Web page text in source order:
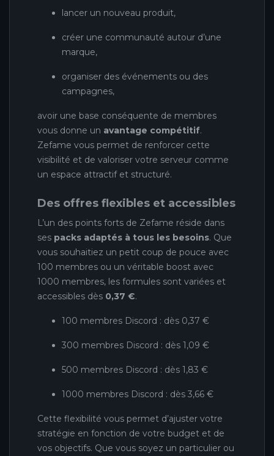
lancer un nouveau produit,
créer une communauté autour d’une
marque,
organiser des événements ou des
campagnes,
avoir une base conséquente de membres
vous donne un avantage compétitif.
Zefame vous permet de renforcer cette
visibilité et de valoriser votre serveur comme
un espace attractif et structuré.
Des offres flexibles et accessibles
L’un des points forts de Zefame réside dans
ses packs adaptés à tous les besoins. Que
vous souhaitiez un petit coup de pouce avec
100 membres ou un véritable boost avec
1000 membres, les formules sont variées et
accessibles dès 0,37 €.
100 membres Discord : dès 0,37 €
300 membres Discord : dès 1,09 €
500 membres Discord : dès 1,83 €
1000 membres Discord : dès 3,66 €
Cette flexibilité vous permet d’ajuster votre
stratégie en fonction de votre budget et de
vos objectifs. Que vous soyez un particulier ou